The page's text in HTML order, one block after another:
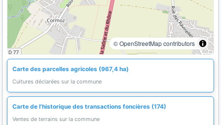
© OpenStreetMap contributors
Carte des parcelles agricoles (967,4 ha)
Cultures déclarées sur la commune
Carte de l'historique des transactions foncières (174)
Ventes de terrains sur la commune